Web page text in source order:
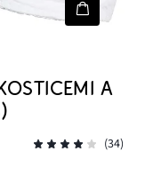
A
(34)